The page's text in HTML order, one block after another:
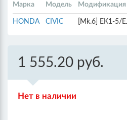
Марка Модель Модификация
HONDA CIVIC [Mk.6] EK1-5/
1 555.20 руб.
Нет в наличии